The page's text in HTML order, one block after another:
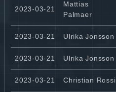
2023-03-21
Mattias
Palmaer
2023-03-21 Ulrika Jonsson
2023-03-21 Ulrika Jonsson
2023-03-21 Christian Rossi